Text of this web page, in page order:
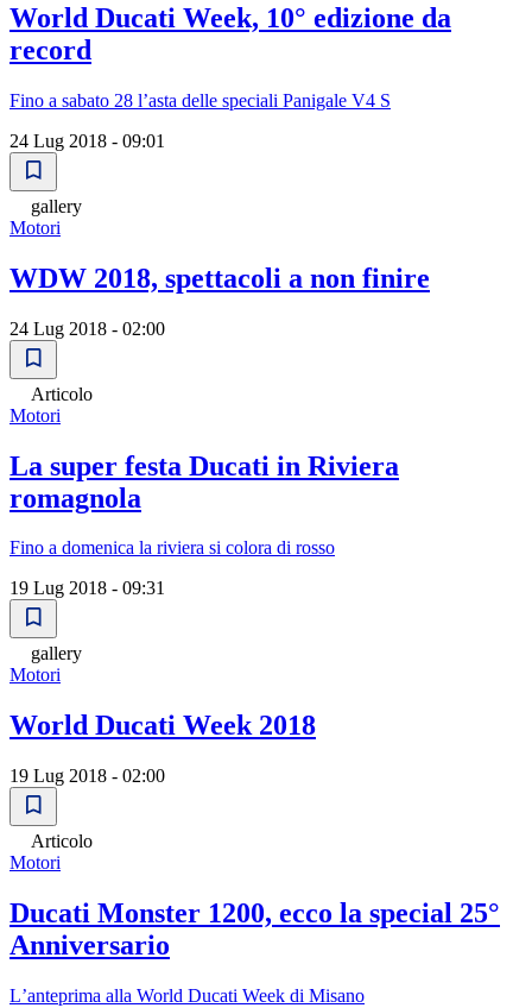
World Ducati Week, 10° edizione da
record
Fino a sabato 28 lʼasta delle speciali Panigale V4 S
24 Lug 2018 - 09:01
gallery
Motori
WDW 2018, spettacoli a non finire
24 Lug 2018 - 02:00
Articolo
Motori
La super festa Ducati in Riviera
romagnola
Fino a domenica la riviera si colora di rosso
19 Lug 2018 - 09:31
gallery
Motori
World Ducati Week 2018
19 Lug 2018 - 02:00
Articolo
Motori
Ducati Monster 1200, ecco la special 25°
Anniversario
Lʼanteprima alla World Ducati Week di Misano